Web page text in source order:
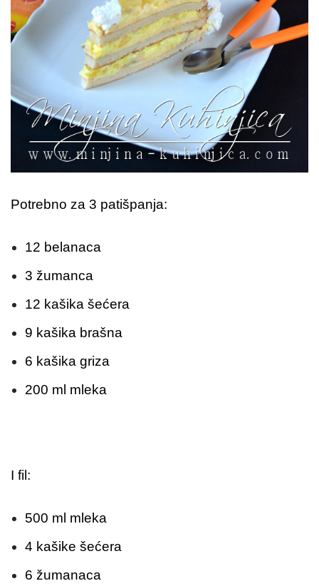
Potrebno za 3 patišpanja:
12 belanaca
3 žumanca
12 kašika šećera
9 kašika brašna
6 kašika griza
200 ml mleka
I fil:
500 ml mleka
4 kašike šećera
6 žumanaca